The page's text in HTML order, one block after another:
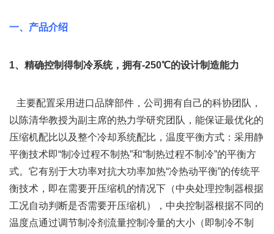
一、产品介绍
1、精确控制得制冷系统，拥有-250℃的设计制造能力
主要配置采用进口品牌部件，公司拥有自己的科协团队，
以陈清华教授为副主席的热力学研究团队，能保证最优化的
压缩机配比以及整个冷却系统配比，温度平衡方式：采用静
平衡技术即“制冷过程不制热”和“制热过程不制冷”的平衡方
式。它有别于大功率对抗大功率加热“冷热动平衡”的传统平
衡技术，即在需要开压缩机的情况下（中央处理控制器根据
工况自动判断是否需要开压缩机），中央控制器根据不同的
温度点通过调节制冷剂流量控制冷量的大小（即制冷不制